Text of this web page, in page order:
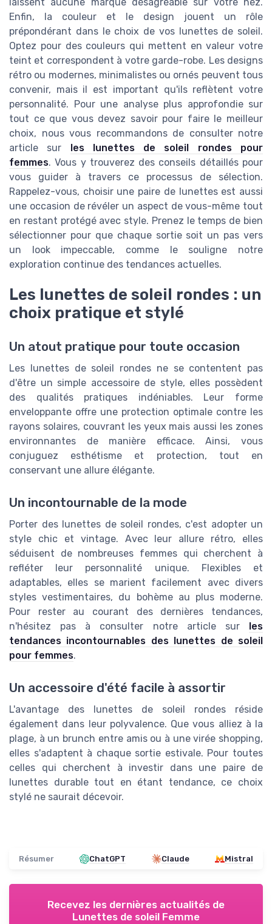
Enfin, la couleur et le design jouent un rôle
prépondérant dans le choix de vos lunettes de soleil.
Optez pour des couleurs qui mettent en valeur votre
teint et correspondent à votre garde-robe. Les designs
rétro ou modernes, minimalistes ou ornés peuvent tous
convenir, mais il est important qu'ils reflètent votre
personnalité. Pour une analyse plus approfondie sur
tout ce que vous devez savoir pour faire le meilleur
choix, nous vous recommandons de consulter notre
article sur les lunettes de soleil rondes pour
femmes. Vous y trouverez des conseils détaillés pour
vous guider à travers ce processus de sélection.
Rappelez-vous, choisir une paire de lunettes est aussi
une occasion de révéler un aspect de vous-même tout
en restant protégé avec style. Prenez le temps de bien
sélectionner pour que chaque sortie soit un pas vers
un look impeccable, comme le souligne notre
exploration continue des tendances actuelles.
Les lunettes de soleil rondes : un
choix pratique et stylé
Un atout pratique pour toute occasion
Les lunettes de soleil rondes ne se contentent pas
d'être un simple accessoire de style, elles possèdent
des qualités pratiques indéniables. Leur forme
enveloppante offre une protection optimale contre les
rayons solaires, couvrant les yeux mais aussi les zones
environnantes de manière efficace. Ainsi, vous
conjuguez esthétisme et protection, tout en
conservant une allure élégante.
Un incontournable de la mode
Porter des lunettes de soleil rondes, c'est adopter un
style chic et vintage. Avec leur allure rétro, elles
séduisent de nombreuses femmes qui cherchent à
refléter leur personnalité unique. Flexibles et
adaptables, elles se marient facilement avec divers
styles vestimentaires, du bohème au plus moderne.
Pour rester au courant des dernières tendances,
n'hésitez pas à consulter notre article sur
les
tendances incontournables des lunettes de soleil
pour femmes.
Un accessoire d'été facile à assortir
L'avantage des lunettes de soleil rondes réside
également dans leur polyvalence. Que vous alliez à la
plage, à un brunch entre amis ou à une virée shopping,
elles s'adaptent à chaque sortie estivale. Pour toutes
celles qui cherchent à investir dans une paire de
lunettes durable tout en étant tendance, ce choix
stylé ne saurait décevoir.
Résumer ChatGPT Claude Mistral
Recevez les dernières actualités de
Lunettes de soleil Femme